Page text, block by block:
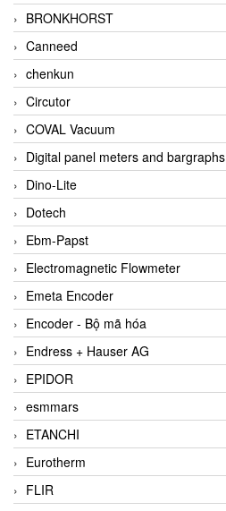
BRONKHORST
Canneed
chenkun
Circutor
COVAL Vacuum
Digital panel meters and bargraphs
Dino-Lite
Dotech
Ebm-Papst
Electromagnetic Flowmeter
Emeta Encoder
Encoder - Bộ mã hóa
Endress + Hauser AG
EPIDOR
esmmars
ETANCHI
Eurotherm
FLIR